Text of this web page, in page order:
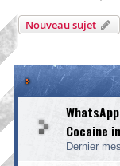
Nouveau sujet
Cocaine
Dernier